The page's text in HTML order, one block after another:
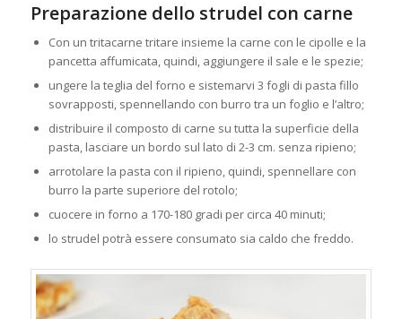
Preparazione dello strudel con carne
Con un tritacarne tritare insieme la carne con le cipolle e la
pancetta affumicata, quindi, aggiungere il sale e le spezie;
ungere la teglia del forno e sistemarvi 3 fogli di pasta fillo
sovrapposti, spennellando con burro tra un foglio e l’altro;
distribuire il composto di carne su tutta la superficie della
pasta, lasciare un bordo sul lato di 2-3 cm. senza ripieno;
arrotolare la pasta con il ripieno, quindi, spennellare con
burro la parte superiore del rotolo;
cuocere in forno a 170-180 gradi per circa 40 minuti;
lo strudel potrà essere consumato sia caldo che freddo.